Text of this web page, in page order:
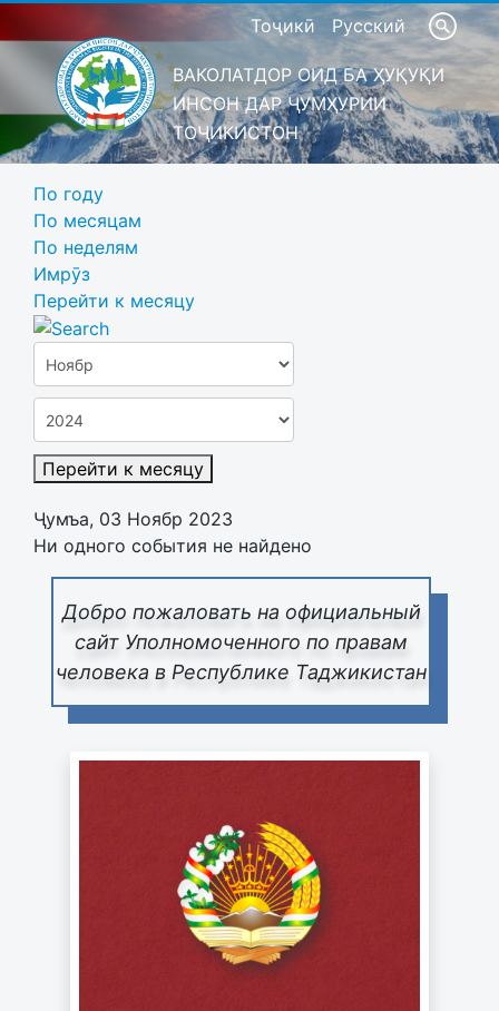
Тоҷикӣ Русский
ВАКОЛАТДОР ОИД БА ҲУҚУҚИ
ИНСОН ДАР ҶУМҲУРИИ
ТОҶИКИСТОН
Добро пожаловать на официальный
сайт Уполномоченного по правам
человека в Республике Таджикистан
По году
По месяцам
По неделям
Имрӯз
Перейти к месяцу
Перейти к месяцу
Ҷумъа, 03 Ноябр 2023
Ни одного события не найдено